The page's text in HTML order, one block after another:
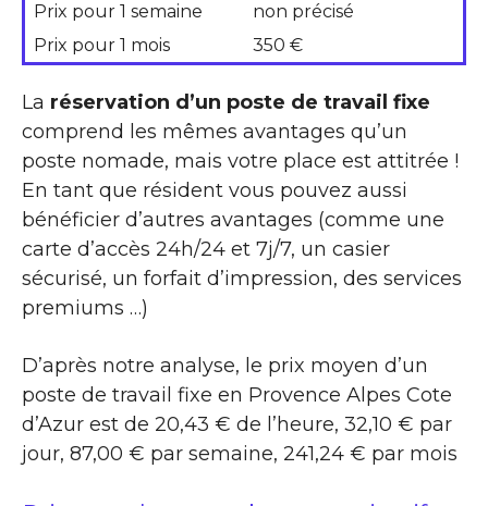
Prix pour 1 semaine
non précisé
Prix pour 1 mois
350 €
La réservation d’un poste de travail fixe
comprend les mêmes avantages qu’un
poste nomade, mais votre place est attitrée !
En tant que résident vous pouvez aussi
bénéficier d’autres avantages (comme une
carte d’accès 24h/24 et 7j/7, un casier
sécurisé, un forfait d’impression, des services
premiums …)
D’après notre analyse, le prix moyen d’un
poste de travail fixe en Provence Alpes Cote
d’Azur est de 20,43 € de l’heure, 32,10 € par
jour, 87,00 € par semaine, 241,24 € par mois